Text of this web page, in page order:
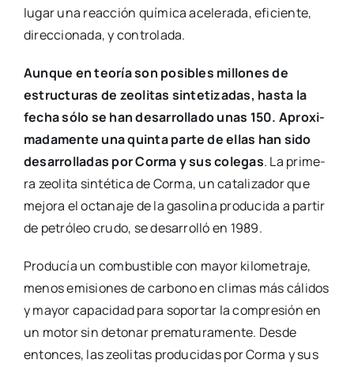
lugar una reac­ción quí­mi­ca ace­le­ra­da, efi­cien­te,
direc­cio­na­da, y con­tro­la­da.
Aun­que en teo­ría son posi­bles millo­nes de
estruc­tu­ras de zeo­li­tas sin­te­ti­za­das, has­ta la
fecha sólo se han desa­rro­lla­do unas 150. Apro­xi­
ma­da­men­te una quin­ta par­te de ellas han sido
desa­rro­lla­das por Cor­ma y sus cole­gas. La pri­me­
ra zeo­li­ta sin­té­ti­ca de Cor­ma, un cata­li­za­dor que
mejo­ra el octa­na­je de la gaso­li­na pro­du­ci­da a par­tir
de petró­leo cru­do, se desa­rro­lló en 1989.
Pro­du­cía un com­bus­ti­ble con mayor kilo­me­tra­je,
menos emi­sio­nes de car­bono en cli­mas más cáli­dos
y mayor capa­ci­dad para sopor­tar la com­pre­sión en
un motor sin deto­nar pre­ma­tu­ra­men­te. Des­de
enton­ces, las zeo­li­tas pro­du­ci­das por Cor­ma y sus